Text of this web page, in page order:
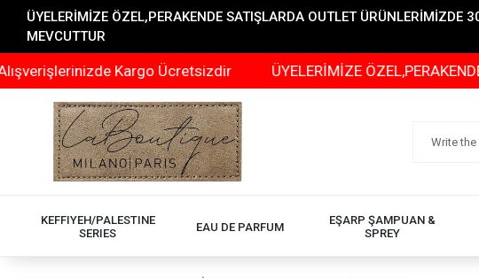
ÜYELERİMİZE ÖZEL,PERAKENDE SATIŞLARDA OUTLET
MEVCUTTUR
Kargo Ücretsizdir ÜYELERİMİZE ÖZEL,PERAKENDE
KEFFIYEH/PALESTINE
SERIES
EAU DE PARFUM
EŞARP ŞAMPUAN &
SPREY